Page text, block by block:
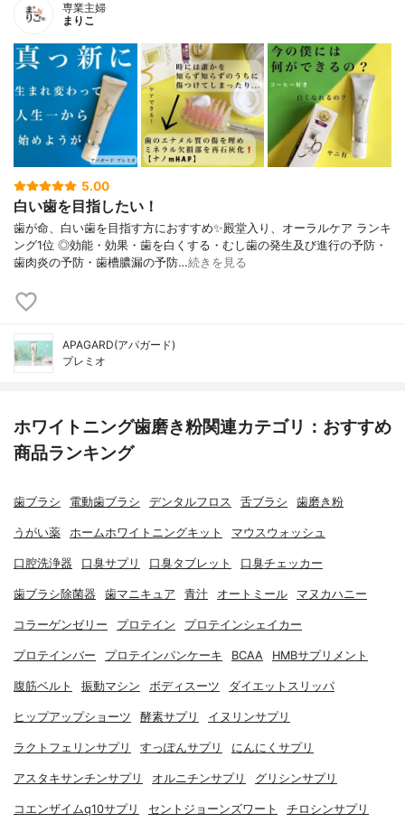
専業主婦
まりこ
5.00
白い歯を目指したい！
歯が命、白い歯を目指す方におすすめ✨殿堂入り、オーラルケア ランキ
ング1位 ◎効能・効果・歯を白くする・むし歯の発生及び進行の予防・
歯肉炎の予防・歯槽膿漏の予防…続きを見る
APAGARD(アパガード)
プレミオ
ホワイトニング歯磨き粉関連カテゴリ：おすすめ
商品ランキング
歯ブラシ 電動歯ブラシ デンタルフロス 舌ブラシ 歯磨き粉
うがい薬 ホームホワイトニングキット マウスウォッシュ
口腔洗浄器 口臭サプリ 口臭タブレット 口臭チェッカー
歯ブラシ除菌器 歯マニキュア 青汁 オートミール マヌカハニー
コラーゲンゼリー プロテイン プロテインシェイカー
プロテインバー プロテインパンケーキ BCAA HMBサプリメント
腹筋ベルト 振動マシン ボディスーツ ダイエットスリッパ
ヒップアップショーツ 酵素サプリ イヌリンサプリ
ラクトフェリンサプリ すっぽんサプリ にんにくサプリ
アスタキサンチンサプリ オルニチンサプリ グリシンサプリ
コエンザイムq10サプリ セントジョーンズワート チロシンサプリ